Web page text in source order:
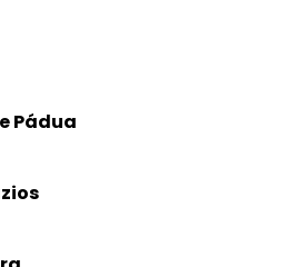
Pádua